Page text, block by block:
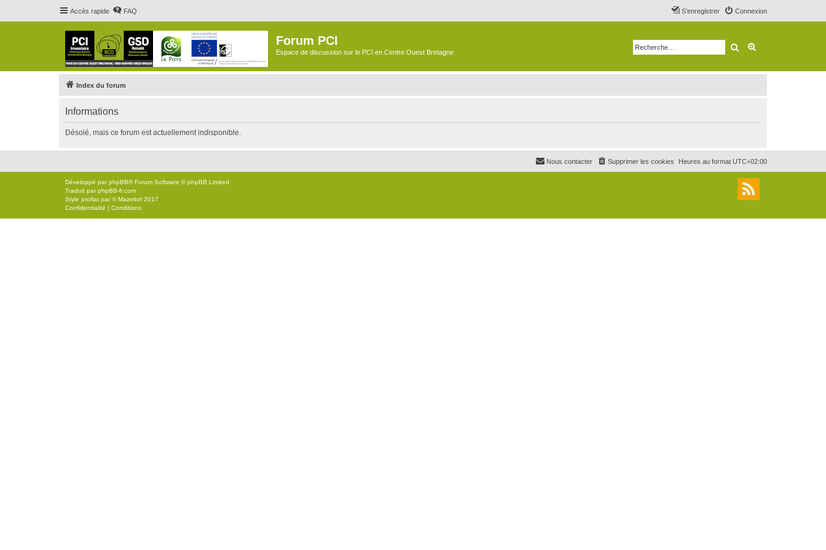
Accès rapide FAQ Connexion
S’enregistrer
Forum PCI
Espace de discussion sur le PCI en Centre Ouest Bretagne Rechercher
Index du forum
Informations
Désolé, mais ce forum est actuellement indisponible.
Heures au format UTC+02:00
Supprimer les cookies
Nous contacter
Développé parphpBB® Forum Software © phpBB Limited
Traduit parphpBB-fr.com
Style proflat par ©Mazeltof 2017
Confidentialité | Conditions